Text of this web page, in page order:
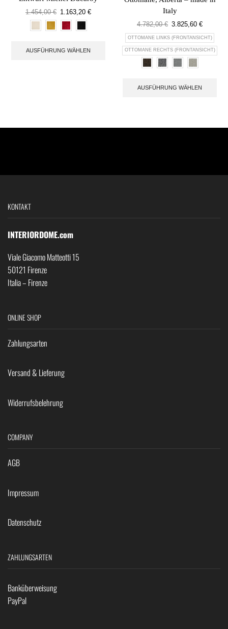
1.454,00€ 1.163,20 €
AUSFÜHRUNG WÄHLEN
Italy
4.782,00€ 3.825,60 €
OTTOMANE LINKS (FRONTANSICHT)
OTTOMANE RECHTS (FRONTANSICHT)
AUSFÜHRUNG WÄHLEN
KONTAKT
INTERIORDOME.com
Viale Giacomo Matteotti 15
50121 Firenze
Italia – Firenze
ONLINE SHOP
Zahlungsarten
Versand & Lieferung
Widerrufsbelehrung
COMPANY
AGB
Impressum
Datenschutz
ZAHLUNGSARTEN
Banküberweisung
PayPal